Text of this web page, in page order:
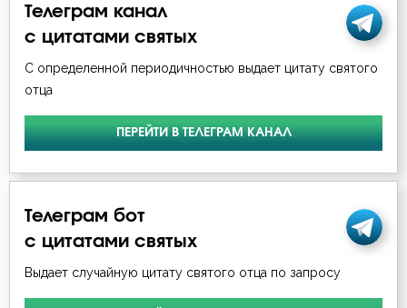
Телеграм канал
с цитатами святых
С определенной периодичностью выдает цитату святого
отца
ПЕРЕЙТИ В ТЕЛЕГРАМ КАНАЛ
Телеграм бот
с цитатами святых
Выдает случайную цитату святого отца по запросу